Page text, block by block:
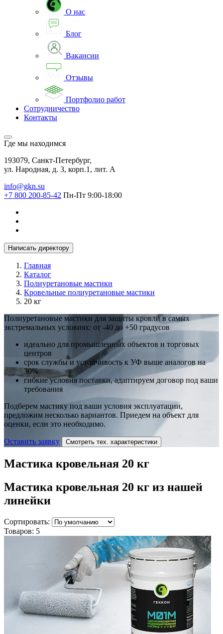
О нас
Блог
Вакансии
Отзывы
Портфолио работ
Сотрудничество
Контакты
Где мы находимся
193079, Санкт-Петербург,
ул. Народная, д. 3, корп.1, лит. А
info@gkn.su
+7 800 200-85-42 Пн-Пт 9:00-18:00
Написать директору
Главная
Каталог
Полиуретановые мастики
Кровельные полиуретановые мастики
20 кг
Полиуретановые мастики для защиты кровли в самых
экстремальных условиях: от -40 до +50 градусов
идеально для промышленных объектов и торговых
центров
срок службы и устойчивость к УФ выше аналогов на
30%
гибкие условия поставки, адаптируем договор под ваши
требования
Подберем мастику под ваши условия эксплуатации,
предложим несколько вариантов. Приедем на объект для
оценки, если это необходимо.
Оставить заявку Смотреть тех. характеристики
Мастика кровельная 20 кг
Мастика кровельная 20 кг из нашей
линейки
Сортировать:
Товаров: 5